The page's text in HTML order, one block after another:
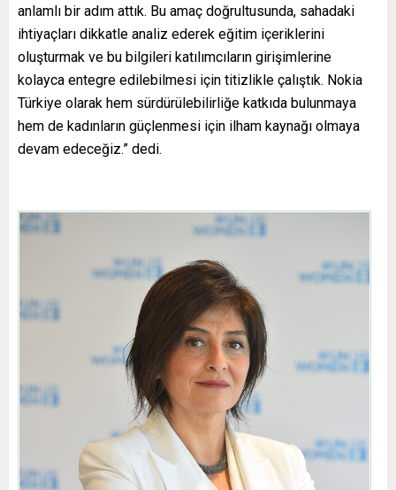
anlamlı bir adım attık. Bu amaç doğrultusunda, sahadaki
ihtiyaçları dikkatle analiz ederek eğitim içeriklerini
oluşturmak ve bu bilgileri katılımcıların girişimlerine
kolayca entegre edilebilmesi için titizlikle çalıştık. Nokia
Türkiye olarak hem sürdürülebilirliğe katkıda bulunmaya
hem de kadınların güçlenmesi için ilham kaynağı olmaya
devam edeceğiz.” dedi.